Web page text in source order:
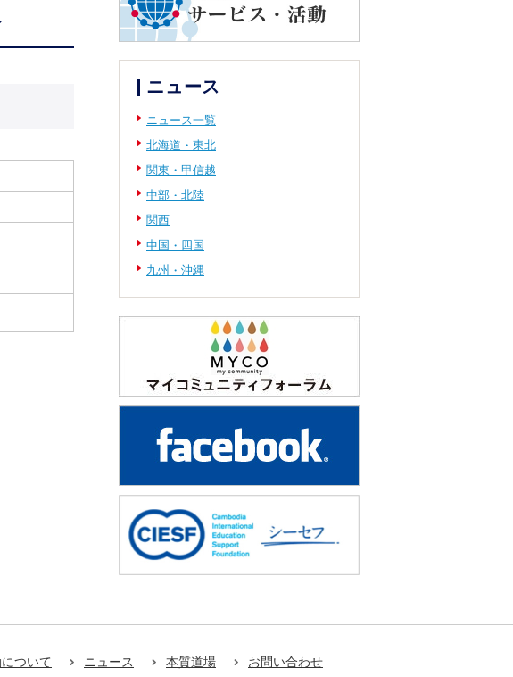
ニュース
ニュース一覧
北海道・東北
関東・甲信越
中部・北陸
関西
中国・四国
九州・沖縄
ついて ニュース 本質道場 お問い合わせ